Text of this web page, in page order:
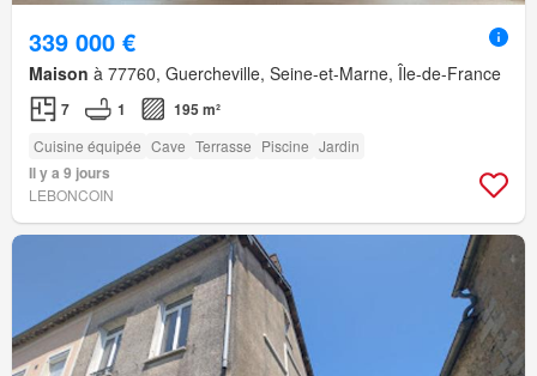
339 000 €
Maison à 77760, Guercheville, Seine-et-Marne, Île-de-France
7 1 195 m²
Cuisine équipée Cave Terrasse Piscine Jardin
Il y a 9 jours
LEBONCOIN